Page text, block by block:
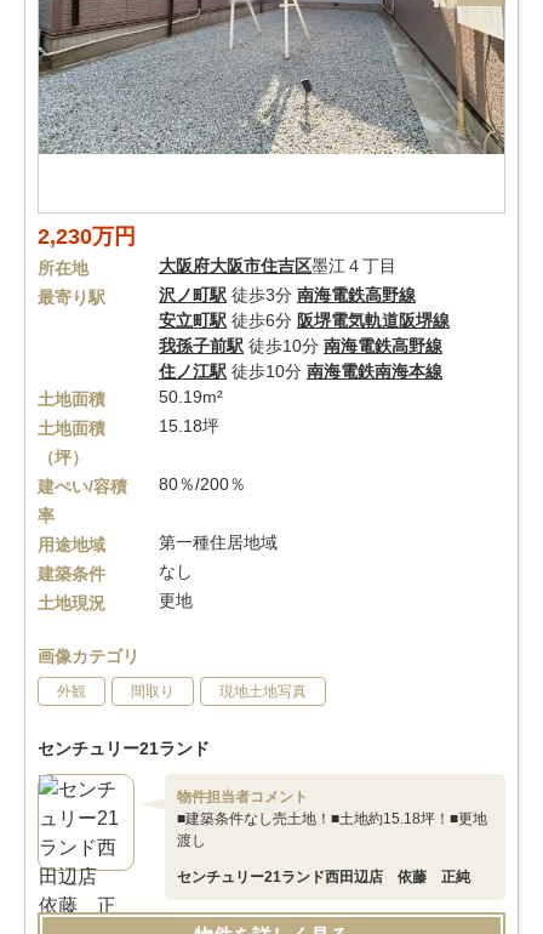
2,230万円
所在地 大阪府大阪市住吉区墨江４丁目
最寄り駅
沢ノ町駅 徒歩3分 南海電鉄高野線
安立町駅 徒歩6分 阪堺電気軌道阪堺線
我孫子前駅 徒歩10分 南海電鉄高野線
住ノ江駅 徒歩10分 南海電鉄南海本線
土地面積
50.19m²
土地面積
（坪）
15.18坪
建ぺい/容積
率
80％/200％
用途地域
第一種住居地域
建築条件
なし
土地現況
更地
画像カテゴリ
外観 間取り 現地土地写真
センチュリー21ランド
物件担当者コメント
■建築条件なし売土地！■土地約15.18坪！■更地
渡し
センチュリー21ランド西田辺店 依藤 正純